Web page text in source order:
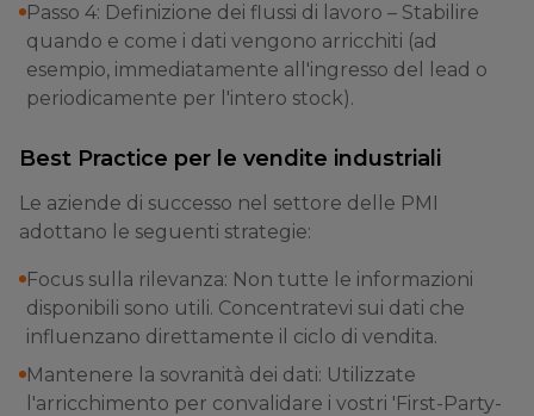
Passo 4: Definizione dei flussi di lavoro – Stabilire
quando e come i dati vengono arricchiti (ad
esempio, immediatamente all'ingresso del lead o
periodicamente per l'intero stock).
Best Practice per le vendite industriali
Le aziende di successo nel settore delle PMI
adottano le seguenti strategie:
Focus sulla rilevanza: Non tutte le informazioni
disponibili sono utili. Concentratevi sui dati che
influenzano direttamente il ciclo di vendita.
Mantenere la sovranità dei dati: Utilizzate
l'arricchimento per convalidare i vostri 'First-Party-